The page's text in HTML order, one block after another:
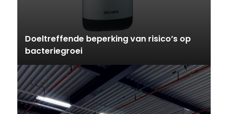
Doeltreffende beperking van risico’s op
bacteriegroei